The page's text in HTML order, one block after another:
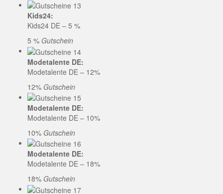
Kids24:
Kids24 DE – 5 %
5 % Gutschein
Modetalente DE:
Modetalente DE – 12%
12% Gutschein
Modetalente DE:
Modetalente DE – 10%
10% Gutschein
Modetalente DE:
Modetalente DE – 18%
18% Gutschein